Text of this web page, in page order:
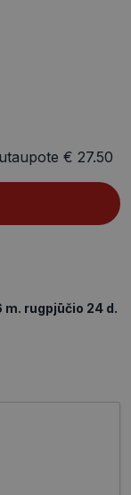
€ 27.50
rugpjūčio 24 d.